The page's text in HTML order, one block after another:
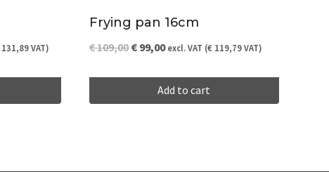
131,89VAT)
Frying pan 16cm
€109,00 Original
€99,00Current
is:
excl. VAT (€119,79VAT)
Add to cart